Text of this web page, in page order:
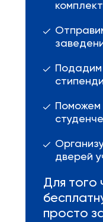
Поможем
дверей
Для того
просто